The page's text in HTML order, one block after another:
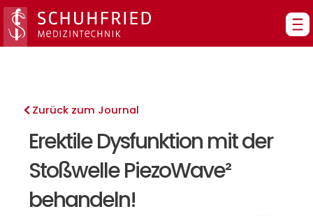
Zum
Inhalt
springen
Zurück zum Journal
Erektile Dysfunktion mit der
Stoßwelle PiezoWave²
behandeln!